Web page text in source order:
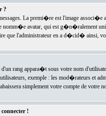
?
La premi�re est l'image
nomm�e avatar, qui est g�n�ralement
que l'administrateur en a d�cid� ainsi,
rang appara�t sous votre nom
exemple : les mod�rateurs et
simplement votre compte de votre
!